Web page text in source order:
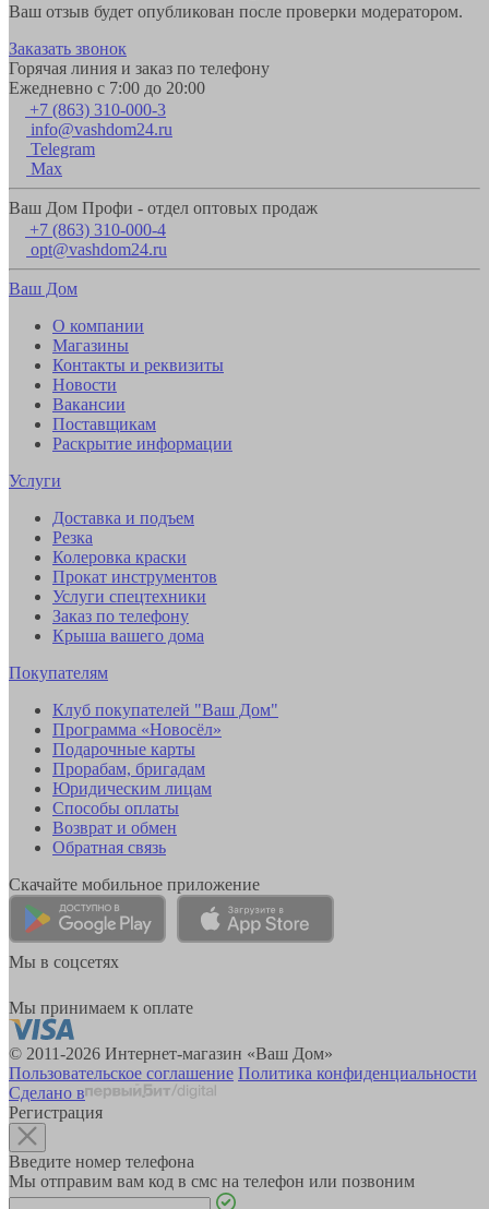
Ваш отзыв будет опубликован после проверки модератором.
Заказать звонок
Горячая линия и заказ по телефону
Ежедневно с 7:00 до 20:00
+7 (863) 310-000-3
info@vashdom24.ru
Telegram
Max
Ваш Дом Профи - отдел оптовых продаж
+7 (863) 310-000-4
opt@vashdom24.ru
Ваш Дом
О компании
Магазины
Контакты и реквизиты
Новости
Вакансии
Поставщикам
Раскрытие информации
Услуги
Доставка и подъем
Резка
Колеровка краски
Прокат инструментов
Услуги спецтехники
Заказ по телефону
Крыша вашего дома
Покупателям
Клуб покупателей "Ваш Дом"
Программа «Новосёл»
Подарочные карты
Прорабам, бригадам
Юридическим лицам
Способы оплаты
Возврат и обмен
Обратная связь
Скачайте мобильное приложение
Мы в соцсетях
Мы принимаем к оплате
© 2011-2026 Интернет-магазин «Ваш Дом»
Пользовательское соглашение Политика конфиденциальности
Сделано в
Регистрация
Введите номер телефона
Мы отправим вам код в смс на телефон или позвоним